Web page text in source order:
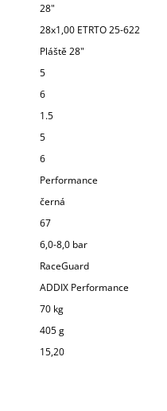
28"
28x1,00 ETRTO 25-622
Pláště 28"
5
6
1.5
5
6
Performance
černá
67
6,0-8,0 bar
RaceGuard
ADDIX Performance
70 kg
405 g
15,20